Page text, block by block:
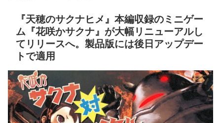
『天穂のサクナヒメ』本編収録のミニゲー
ム『花咲かサクナ』が大幅リニューアルし
てリリースへ。製品版には後日アップデー
トで適用